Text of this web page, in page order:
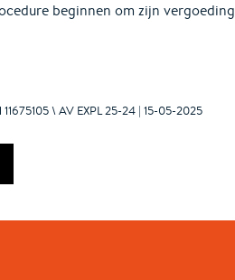
beginnen om zijn vergoeding
\ AV EXPL 25-24 | 15-05-2025